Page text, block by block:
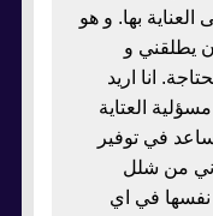
بها. و هو
يطلقني و
انا اريد
العتاية
في توفير
من شلل
نفسها في اي